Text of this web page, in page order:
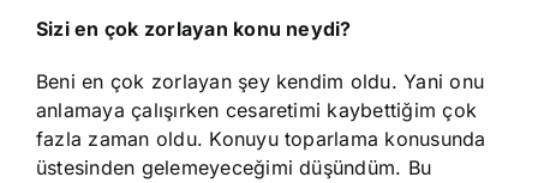
Sizi en çok zorlayan konu neydi?
Beni en çok zorlayan şey kendim oldu. Yani onu
anlamaya çalışırken cesaretimi kaybettiğim çok
fazla zaman oldu. Konuyu toparlama konusunda
üstesinden gelemeyeceğimi düşündüm. Bu